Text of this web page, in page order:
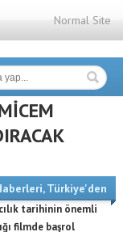
Normal Site
,Türkiye'den
tarihinin önemli
filmde başrol